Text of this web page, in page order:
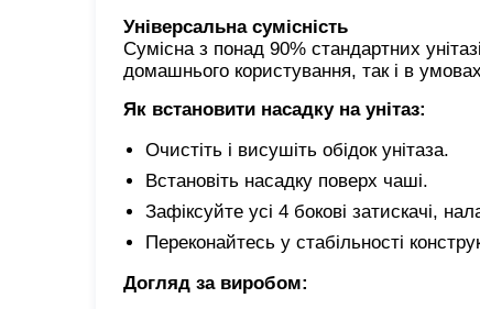
Універсальна сумісність
Сумісна з понад 90% стандартних
домашнього користування, так і в
Як встановити насадку на унітаз:
Очистіть і висушіть обідок унітаза.
Встановіть насадку поверх чаші.
Зафіксуйте усі 4 бокові затискачі,
Переконайтесь у стабільності
Догляд за виробом: